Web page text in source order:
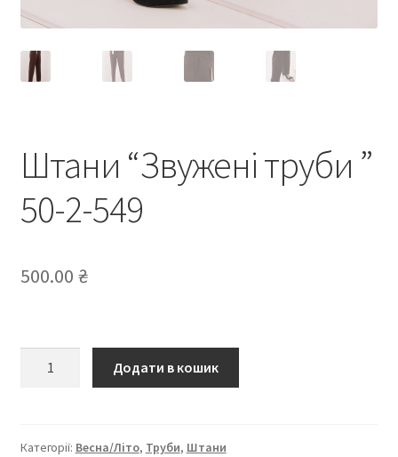
Штани “Звужені труби ”
50-2-549
500.00 ₴
50-
Додати в кошик
Категорії: Весна/Літо, Труби, Штани